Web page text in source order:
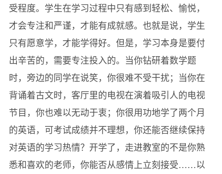
18.父母“错误”导致“问题孩子”
19.做一只目标明确的小船
20.火车上的圣诞节
21.孩子成长的每个拐点
22.帮孩子度过成长阶段的适应期
23.“伟大”的学生
24.友谊与成绩齐飞
25.每一次批评都是一种提高
26.有些事情不需要尝试
27.你是谁的追星族
受程度。学生在学习过程中只有感到轻松、愉悦，
才会专注和严谨，才能有成就感。也就是说，学生
只有愿意学，才能学得好。但是，学习本身是要付
出辛苦的，需要专注投入的。当你钻研着数学题
时，旁边的同学在说笑，你很难不受干扰；当你在
背诵着古文时，客厅里的电视在演着吸引人的电视
节目，你也难以无动于衷；你很用功地学了两个月
的英语，可考试成绩并不理想，你还能否继续保持
对英语的学习热情？开学了，走进教室的不是你熟
悉和喜欢的老师，你能否从感情上立刻接受……以